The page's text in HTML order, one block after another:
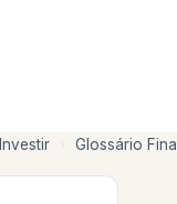
Glossário